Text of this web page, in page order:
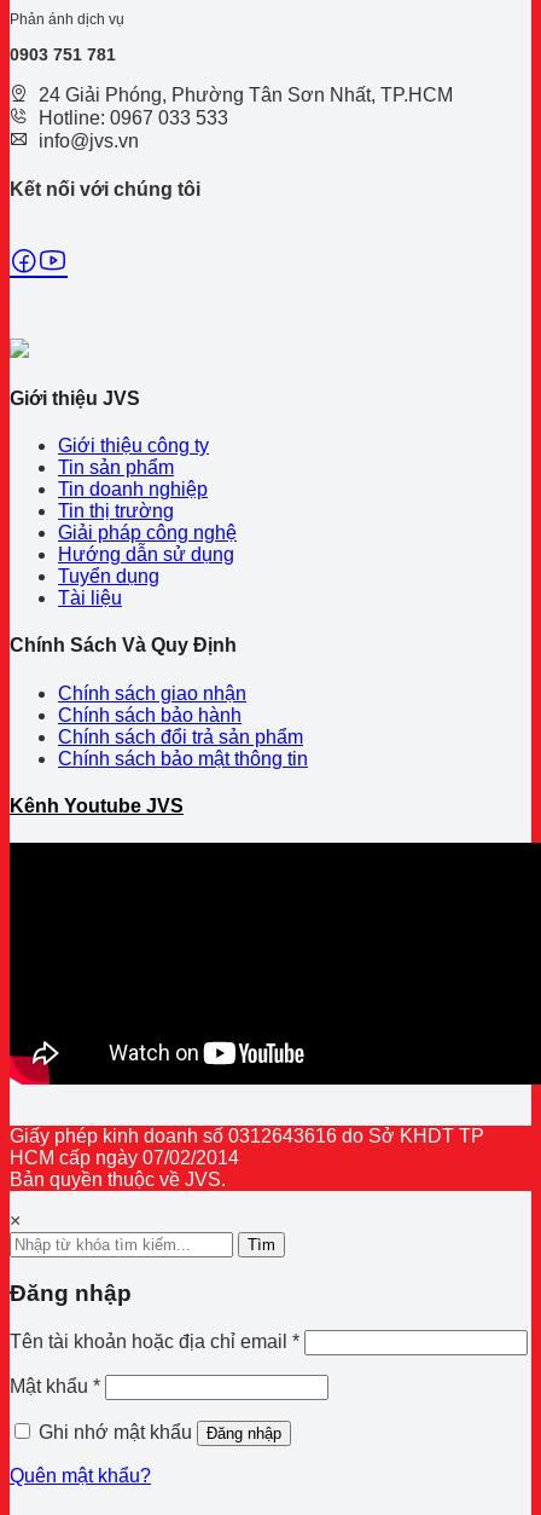
Phản ánh dịch vụ
0903 751 781
24 Giải Phóng, Phường Tân Sơn Nhất, TP.HCM
Hotline: 0967 033 533
info@jvs.vn
Kết nối với chúng tôi
Giới thiệu JVS
Giới thiệu công ty
Tin sản phẩm
Tin doanh nghiệp
Tin thị trường
Giải pháp công nghệ
Hướng dẫn sử dụng
Tuyển dụng
Tài liệu
Chính Sách Và Quy Định
Chính sách giao nhận
Chính sách bảo hành
Chính sách đổi trả sản phẩm
Chính sách bảo mật thông tin
Kênh Youtube JVS
Giấy phép kinh doanh số 0312643616 do Sở KHDT TP
HCM cấp ngày 07/02/2014
Bản quyền thuộc về JVS.
×
Tìm
Đăng nhập
Tên tài khoản hoặc địa chỉ email *Bắt
buộc
Mật khẩu *Bắt
buộc
Ghi nhớ mật khẩu
Đăng nhập
Quên mật khẩu?